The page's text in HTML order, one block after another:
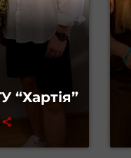
“Хартія”